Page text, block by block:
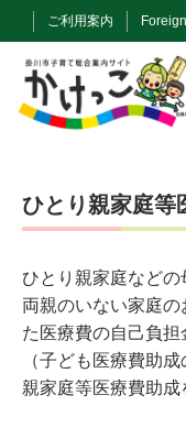
ご利用案内
ひとり親家庭等
ひとり親家庭などの
両親のいない家庭
た医療費の自己負担
（子ども医療費助
親家庭等医療費助成